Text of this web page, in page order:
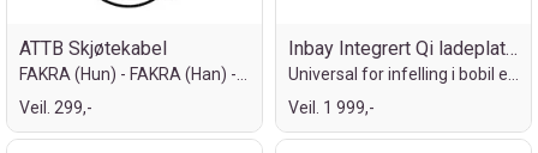
ATTB Skjøtekabel
FAKRA (Hun) - FAKRA (Han) - 4 meter
Veil. 299,-
Inbay Integrert Qi ladeplate (15W)
Universal for infelling i bobil etc.
Veil. 1 999,-